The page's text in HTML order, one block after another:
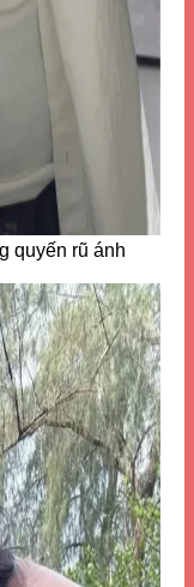
quyến rũ ánh